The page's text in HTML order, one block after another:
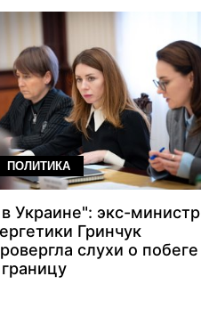
ПОЛИТИКА
Украине": экс-министр
Гринчук
слухи о побеге